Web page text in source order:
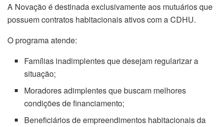
A Novação é destinada exclusivamente aos mutuários que
possuem contratos habitacionais ativos com a CDHU.
O programa atende:
Famílias inadimplentes que desejam regularizar a
situação;
Moradores adimplentes que buscam melhores
condições de financiamento;
Beneficiários de empreendimentos habitacionais da